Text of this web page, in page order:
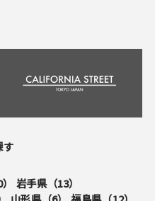
す
） 岩手県（13）